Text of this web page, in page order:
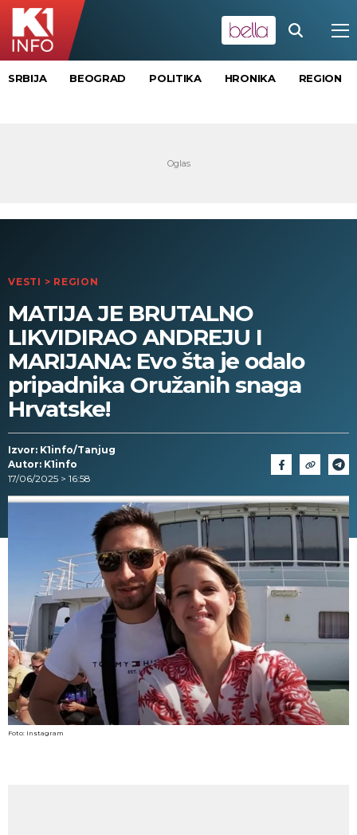
SRBIJA BEOGRAD POLITIKA HRONIKA REGION
VESTI > REGION
MATIJA JE BRUTALNO
LIKVIDIRAO ANDREJU I
MARIJANA: Evo šta je odalo
pripadnika Oružanih snaga
Hrvatske!
Izvor: K1info/Tanjug
Autor: K1info
17/06/2025 > 16:58
Foto: Instagram